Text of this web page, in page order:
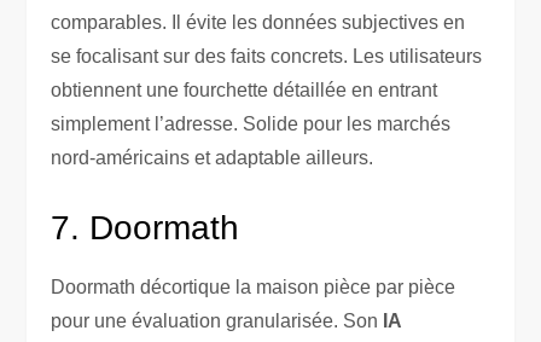
comparables. Il évite les données subjectives en
se focalisant sur des faits concrets. Les utilisateurs
obtiennent une fourchette détaillée en entrant
simplement l’adresse. Solide pour les marchés
nord-américains et adaptable ailleurs.
7. Doormath
Doormath décortique la maison pièce par pièce
pour une évaluation granularisée. Son IA